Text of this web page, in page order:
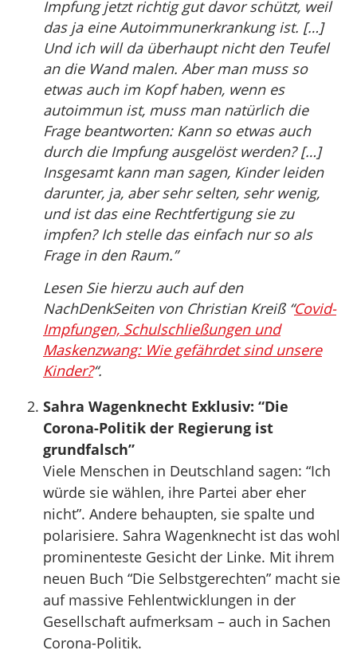
Impfung jetzt richtig gut davor schützt, weil
das ja eine Autoimmunerkrankung ist. […]
Und ich will da überhaupt nicht den Teufel
an die Wand malen. Aber man muss so
etwas auch im Kopf haben, wenn es
autoimmun ist, muss man natürlich die
Frage beantworten: Kann so etwas auch
durch die Impfung ausgelöst werden? […]
Insgesamt kann man sagen, Kinder leiden
darunter, ja, aber sehr selten, sehr wenig,
und ist das eine Rechtfertigung sie zu
impfen? Ich stelle das einfach nur so als
Frage in den Raum.”
Lesen Sie hierzu auch auf den
NachDenkSeiten von Christian Kreiß “Covid-
Impfungen, Schulschließungen und
Maskenzwang: Wie gefährdet sind unsere
Kinder?“.
Sahra Wagenknecht Exklusiv: “Die
Corona-Politik der Regierung ist
grundfalsch”
Viele Menschen in Deutschland sagen: “Ich
würde sie wählen, ihre Partei aber eher
nicht”. Andere behaupten, sie spalte und
polarisiere. Sahra Wagenknecht ist das wohl
prominenteste Gesicht der Linke. Mit ihrem
neuen Buch “Die Selbstgerechten” macht sie
auf massive Fehlentwicklungen in der
Gesellschaft aufmerksam – auch in Sachen
Corona-Politik.